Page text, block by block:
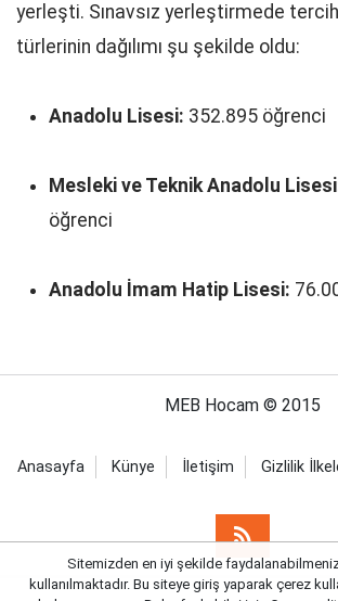
yerleşti. Sınavsız yerleştirmede
türlerinin dağılımı şu şekilde oldu:
Anadolu Lisesi: 352.895 öğrenci
Mesleki ve Teknik Anadolu
öğrenci
Anadolu İmam Hatip Lisesi:
MEB Hocam © 2015
Anasayfa Künye İletişim Gizlilik
Sitemizden en iyi şekilde
kullanılmaktadır. Bu siteye giriş yaparak çerez